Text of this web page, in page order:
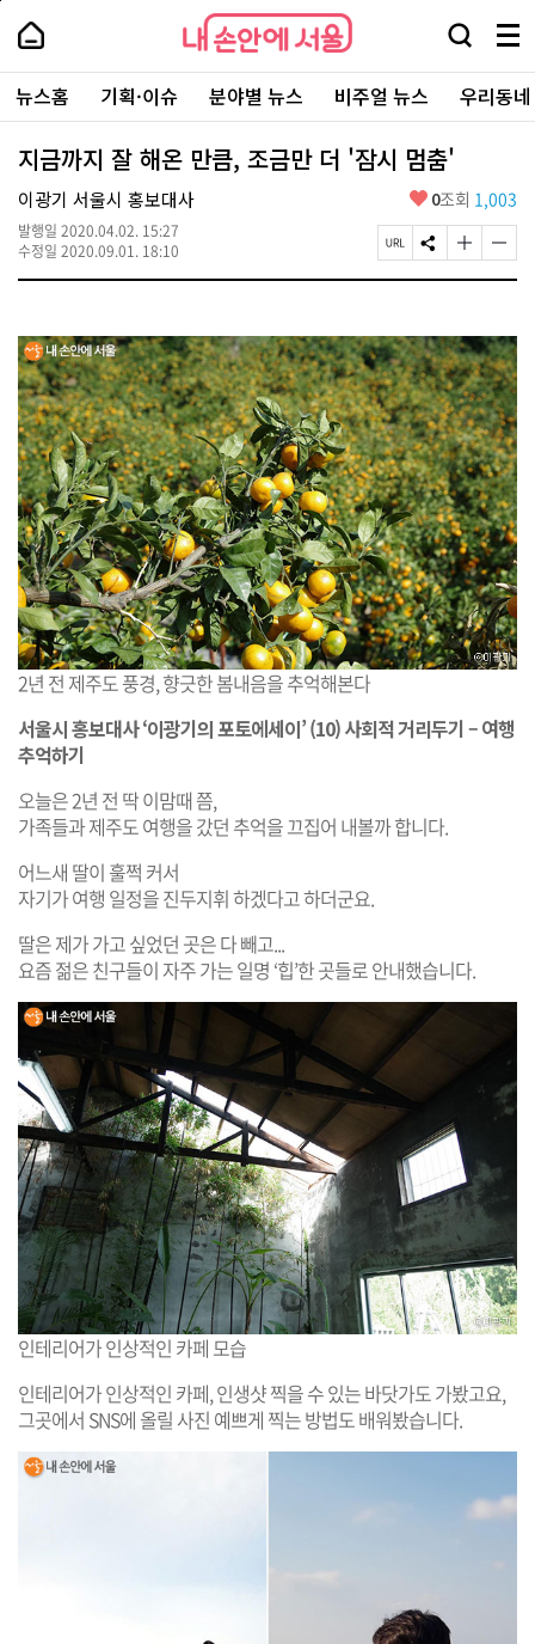
본
로
가
내
손
안
에
서
울
-
서
울
시
대
표
소
털
내
손
에
울
검
창
열
기
메
뉴
전
체
보
주
요
서
뉴스홈 기획·이슈 분야별 뉴스 비주얼 뉴스 우리동
지금까지 잘 해온 만큼, 조금만 더 '잠시 멈춤'
이광기 서울시 홍보대사
발행일 2020.04.02. 15:27
수정일 2020.09.01. 18:10
좋
요
0조회 1,003
페
이
R
L
복
사
S
N
유
하
기
글
자
크
게
변
경
하
기
글
자
작
게
변
경
하
기
2년 전 제주도 풍경, 향긋한 봄내음을 추억해본다
서울시 홍보대사 ‘이광기의 포토에세이’ (10) 사회적 거리두기 – 여행
추억하기
오늘은 2년 전 딱 이맘때 쯤,
가족들과 제주도 여행을 갔던 추억을 끄집어 내볼까 합니다.
어느새 딸이 훌쩍 커서
자기가 여행 일정을 진두지휘 하겠다고 하더군요.
딸은 제가 가고 싶었던 곳은 다 빼고...
요즘 젊은 친구들이 자주 가는 일명 ‘힙’한 곳들로 안내했습니다.
인테리어가 인상적인 카페 모습
인테리어가 인상적인 카페, 인생샷 찍을 수 있는 바닷가도 가봤고요,
그곳에서 SNS에 올릴 사진 예쁘게 찍는 방법도 배워봤습니다.
페
상
단
로